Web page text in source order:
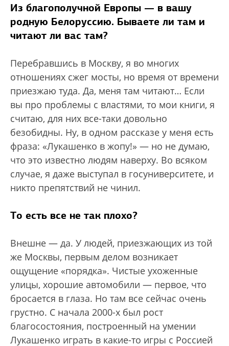
Из благополучной Европы — в вашу
родную Белоруссию. Бываете ли там и
читают ли вас там?
Перебравшись в Москву, я во многих
отношениях сжег мосты, но время от времени
приезжаю туда. Да, меня там читают… Если
вы про проблемы с властями, то мои книги, я
считаю, для них все-таки довольно
безобидны. Ну, в одном рассказе у меня есть
фраза: «Лукашенко в жопу!» — но не думаю,
что это известно людям наверху. Во всяком
случае, я даже выступал в госуниверситете, и
никто препятствий не чинил.
То есть все не так плохо?
Внешне — да. У людей, приезжающих из той
же Москвы, первым делом возникает
ощущение «порядка». Чистые ухоженные
улицы, хорошие автомобили — первое, что
бросается в глаза. Но там все сейчас очень
грустно. С начала 2000-х был рост
благосостояния, построенный на умении
Лукашенко играть в какие-то игры с Россией